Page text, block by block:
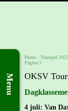
Menu
Home - Tourspel 2023
Pagina 5
OKSV
4 juli: Van